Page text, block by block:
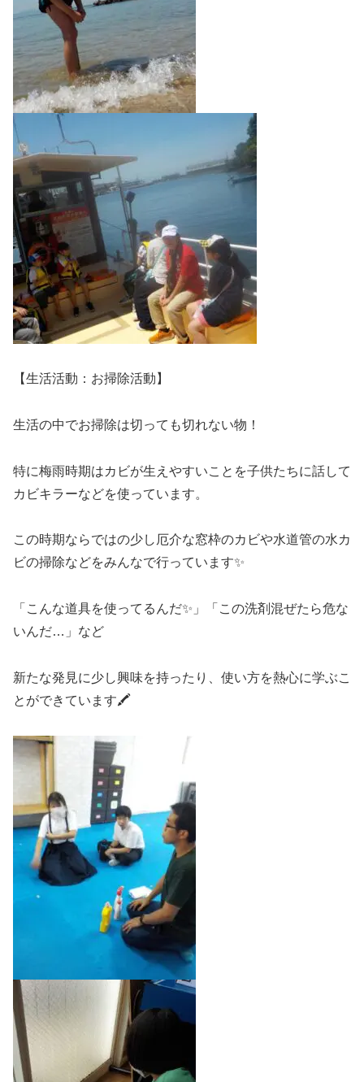
【生活活動：お掃除活動】
生活の中でお掃除は切っても切れない物！
特に梅雨時期はカビが生えやすいことを子供たちに話して
カビキラーなどを使っています。
この時期ならではの少し厄介な窓枠のカビや水道管の水カ
ビの掃除などをみんなで行っています✨
「こんな道具を使ってるんだ✨」「この洗剤混ぜたら危な
いんだ…」など
新たな発見に少し興味を持ったり、使い方を熱心に学ぶこ
とができています🖍️